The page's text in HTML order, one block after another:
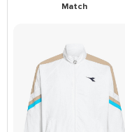
Match